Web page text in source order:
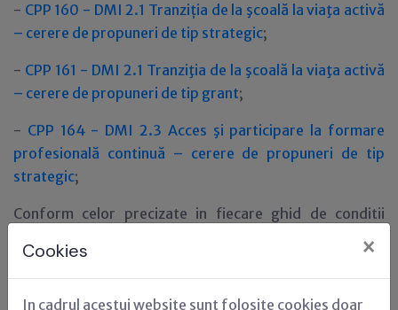
Cookies ×
In cadrul acestui website sunt folosite cookies doar
- CPP 160 - DMI 2.1 Tranziţia de la şcoală la viaţa activă
– cerere de propuneri de tip strategic;
- CPP 161 - DMI 2.1 Tranziţia de la şcoală la viaţa activă
– cerere de propuneri de tip grant;
- CPP 164 - DMI 2.3 Acces şi participare la formare
profesională continuă – cerere de propuneri de tip
strategic;
Conform celor precizate in fiecare ghid de conditii
sistemul electronic ACTIONWEB se va
deschide in data de 1 iulie 2013 orele 10.00 si se va
inchide in data de 15 iulie 2013 orele 16.00.